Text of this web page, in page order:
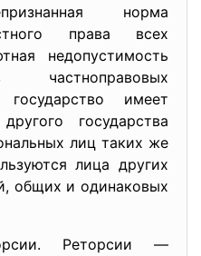
норма
права всех
недопустимость
имеет
государства
лиц таких же
лица других
общих и одинаковых
Реторсии —